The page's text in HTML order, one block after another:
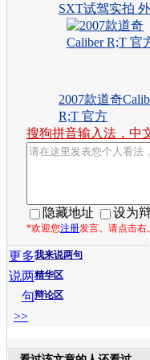
SXT试驾实拍
2007款道奇
R;T 官方
搜狗拼音输入法，中
隐藏地址 设为
*欢迎您注册发言。请点击右
我来说两句
精华区
辩论区
更多
说两
句
>>